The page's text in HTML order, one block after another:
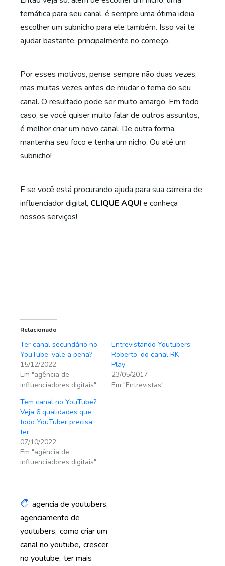
temática para seu canal, é sempre uma ótima ideia
escolher um subnicho para ele também. Isso vai te
ajudar bastante, principalmente no começo.
Por esses motivos, pense sempre não duas vezes,
mas muitas vezes antes de mudar o tema do seu
canal. O resultado pode ser muito amargo. Em todo
caso, se você quiser muito falar de outros assuntos,
é melhor criar um novo canal. De outra forma,
mantenha seu foco e tenha um nicho. Ou até um
subnicho!
E se você está procurando ajuda para sua carreira de
influenciador digital, CLIQUE AQUI e conheça
nossos serviços!
Relacionado
Ter canal secundário no
YouTube: vale a pena?
15/12/2022
Em "agência de
influenciadores digitais"
Entrevistando Youtubers:
Roberto, do canal RK
Play
23/05/2017
Em "Entrevistas"
Tem canal no YouTube?
Veja 6 qualidades que
todo YouTuber precisa
ter
07/10/2022
Em "agência de
influenciadores digitais"
agencia de youtubers
agenciamento de
youtubers como criar um
canal no youtube crescer
no youtube ter mais